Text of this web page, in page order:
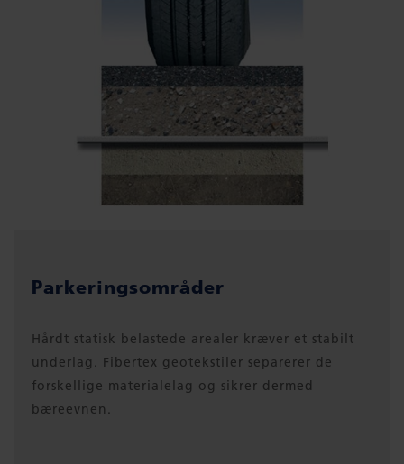
Parkeringsområder
Hårdt statisk belastede arealer kræver et stabilt
underlag. Fibertex geotekstiler separerer de
forskellige materialelag og sikrer dermed
bæreevnen.